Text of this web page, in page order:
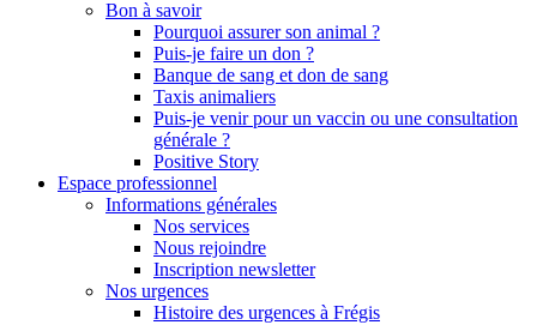
Bon à savoir
Pourquoi assurer son animal ?
Puis-je faire un don ?
Banque de sang et don de sang
Taxis animaliers
Puis-je venir pour un vaccin ou une consultation
générale ?
Positive Story
Espace professionnel
Informations générales
Nos services
Nous rejoindre
Inscription newsletter
Nos urgences
Histoire des urgences à Frégis